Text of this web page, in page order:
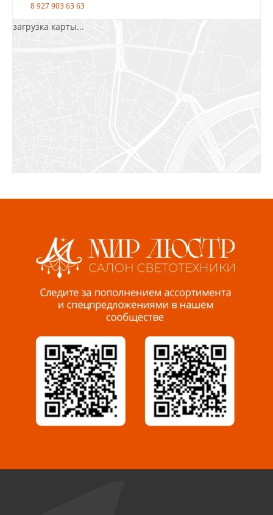
8 927 903 63 63
Пенза, ул. Пролетарская, 61 ТЦ "Стройбери"
Миасс, ул. Романенко, 95
8 922 500 30 39
Сызрань, ул. Декабристов, 1А
8 927 009 54 63
Саратов, ул. Танкистов, 37 (БЦ «Дикомп»)
загрузка карты...